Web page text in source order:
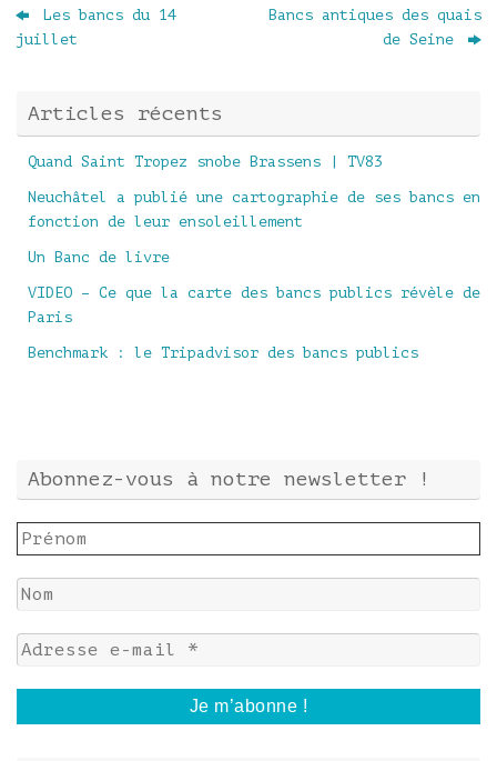
Les bancs du 14
juillet
Bancs antiques des quais
de Seine
Articles récents
Quand Saint Tropez snobe Brassens | TV83
Neuchâtel a publié une cartographie de ses bancs en
fonction de leur ensoleillement
Un Banc de livre
VIDEO – Ce que la carte des bancs publics révèle de
Paris
Benchmark : le Tripadvisor des bancs publics
Abonnez-vous à notre newsletter !